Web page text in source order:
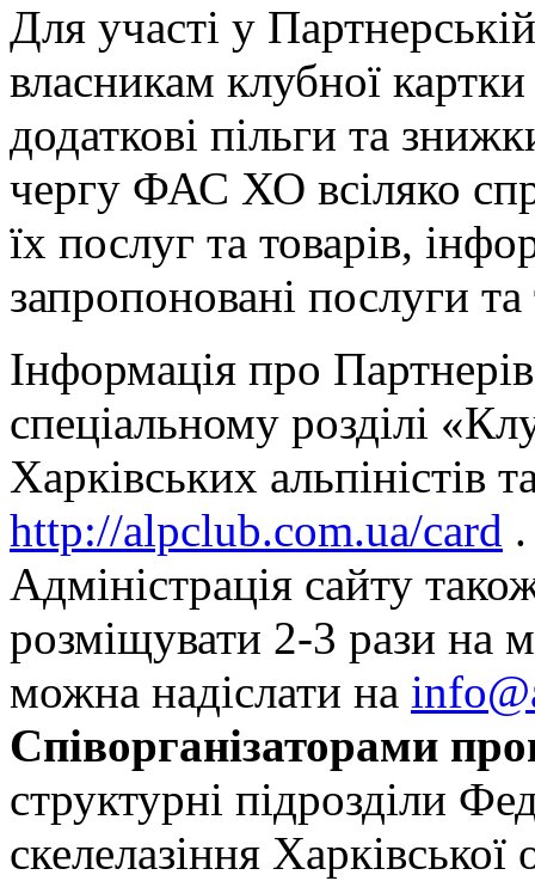
Для участі у
власникам клубної
додаткові пільги та
чергу ФАС ХО всіляко
їх послуг та товарів,
запропоновані послуги
Інформація про
спеціальному розділі
Харківських альпіністів
http://alpclub.com.ua/card .
Адміністрація сайту
розміщувати 2-3 рази на
можна надіслати на
Співорганізаторами
структурні підрозділи
скелелазіння Харківської